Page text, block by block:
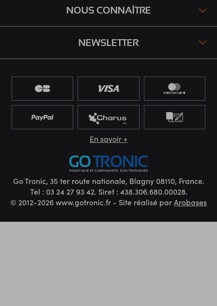
NOUS CONNAÎTRE
NEWSLETTER
En savoir +
Go Tronic, 35 ter route nationale, Blagny 08110, France.
Tel : 03 24 27 93 42. Siret : 438.306.680.00028.
© 2012-2026 www.gotronic.fr - Site réalisé parArobases